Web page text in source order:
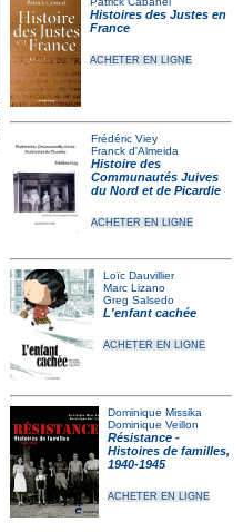
Histoires des Justes en
France
ACHETER EN LIGNE
Frédéric Viey
Franck d'Almeida
Histoire des
Communautés Juives
du Nord et de Picardie
ACHETER EN LIGNE
Loïc Dauvillier
Marc Lizano
Greg Salsedo
L'enfant cachée
ACHETER EN LIGNE
Dominique Missika
Dominique Veillon
Résistance -
Histoires de familles,
1940-1945
ACHETER EN LIGNE